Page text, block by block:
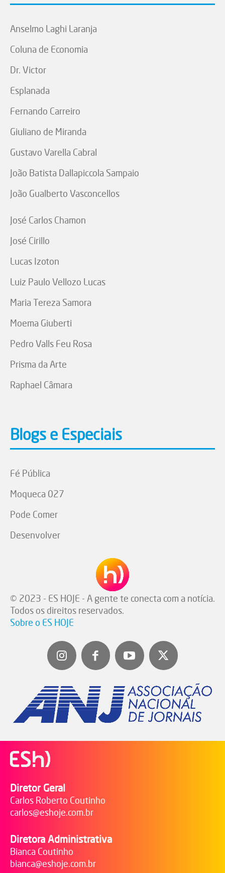
Anselmo Laghi Laranja
Coluna de Economia
Dr. Victor
Esplanada
Fernando Carreiro
Giuliano de Miranda
Gustavo Varella Cabral
João Batista Dallapiccola Sampaio
João Gualberto Vasconcellos
José Carlos Chamon
José Cirillo
Lucas Izoton
Luiz Paulo Vellozo Lucas
Maria Tereza Samora
Moema Giuberti
Pedro Valls Feu Rosa
Prisma da Arte
Raphael Câmara
Blogs e Especiais
Fé Pública
Moqueca 027
Pode Comer
Desenvolver
© 2023 - ES HOJE - A gente te conecta com a notícia.
Todos os direitos reservados.
Sobre o ES HOJE
Diretor Geral
Carlos Roberto Coutinho
carlos@eshoje.com.br
Diretora Administrativa
Bianca Coutinho
bianca@eshoje.com.br